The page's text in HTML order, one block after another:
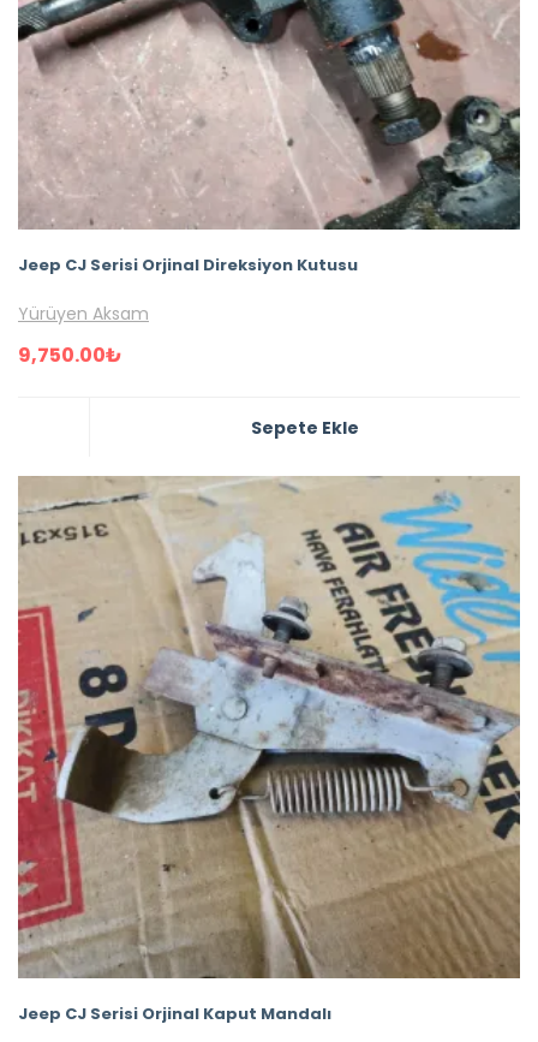
Jeep CJ Serisi Orjinal Direksiyon Kutusu
Yürüyen Aksam
9,750.00₺
Sepete Ekle
Jeep CJ Serisi Orjinal Kaput Mandalı